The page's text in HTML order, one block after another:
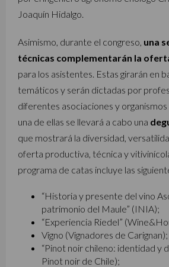
Joaquín Hidalgo.
Asimismo, durante el congreso, una
técnicas complementarán la
para los asistentes. Estas girarán en
temáticos y serán dictadas por
diferentes asociaciones y
una de ellas se llevará a cabo una
que mostrará la diversidad,
oferta productiva, técnica y
programa de catas incluye las
“Historia y presente del vino
patrimonio del Maule” (INIA);
“Experiencia Riedel”
Vigno (Vignadores de Carignan);
“Pinot noir chileno: identidad y
Pinot noir de Chile);